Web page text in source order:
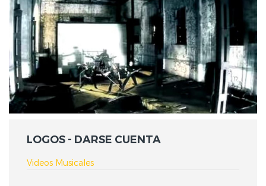
LOGOS - DARSE CUENTA
Videos Musicales